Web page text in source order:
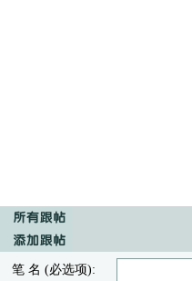
笔 名 (必选项):